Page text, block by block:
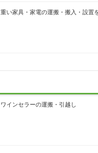
重い家具・家電の運搬・搬入・設置
ワインセラーの運搬・引越し